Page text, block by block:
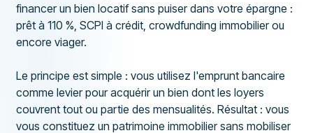
financer un bien locatif sans puiser dans votre épargne :
prêt à 110 %, SCPI à crédit, crowdfunding immobilier ou
encore viager.
Le principe est simple : vous utilisez l'emprunt bancaire
comme levier pour acquérir un bien dont les loyers
couvrent tout ou partie des mensualités. Résultat : vous
vous constituez un patrimoine immobilier sans mobiliser